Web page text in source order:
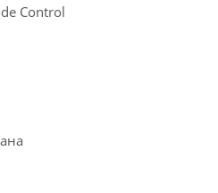
Control